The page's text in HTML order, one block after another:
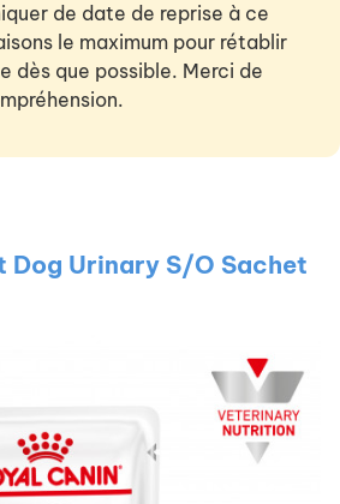
de date de reprise à ce
le maximum pour rétablir
dès que possible. Merci de
Dog Urinary S/O Sachet